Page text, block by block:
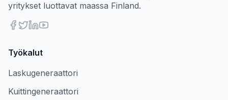
yritykset luottavat maassa Finland.
Työkalut
Laskugeneraattori
Kuittingeneraattori